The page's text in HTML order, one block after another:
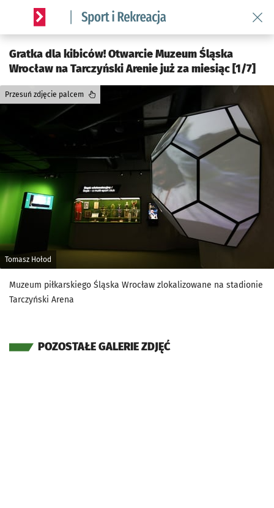
Serwis informacyjny wroclaw.pl podserwis: Sport i rekreacja
Gratka dla kibiców! Otwarcie Muzeum Śląska
Wrocław na Tarczyński Arenie już za miesiąc [1/7]
Tomasz Hołod
Przesuń zdjęcie palcem
Muzeum piłkarskiego Śląska Wrocław zlokalizowane na stadionie
Tarczyński Arena
POZOSTAŁE GALERIE ZDJĘĆ